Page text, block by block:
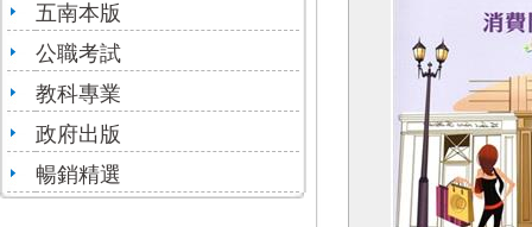
五南本版
公職考試
教科專業
政府出版
暢銷精選